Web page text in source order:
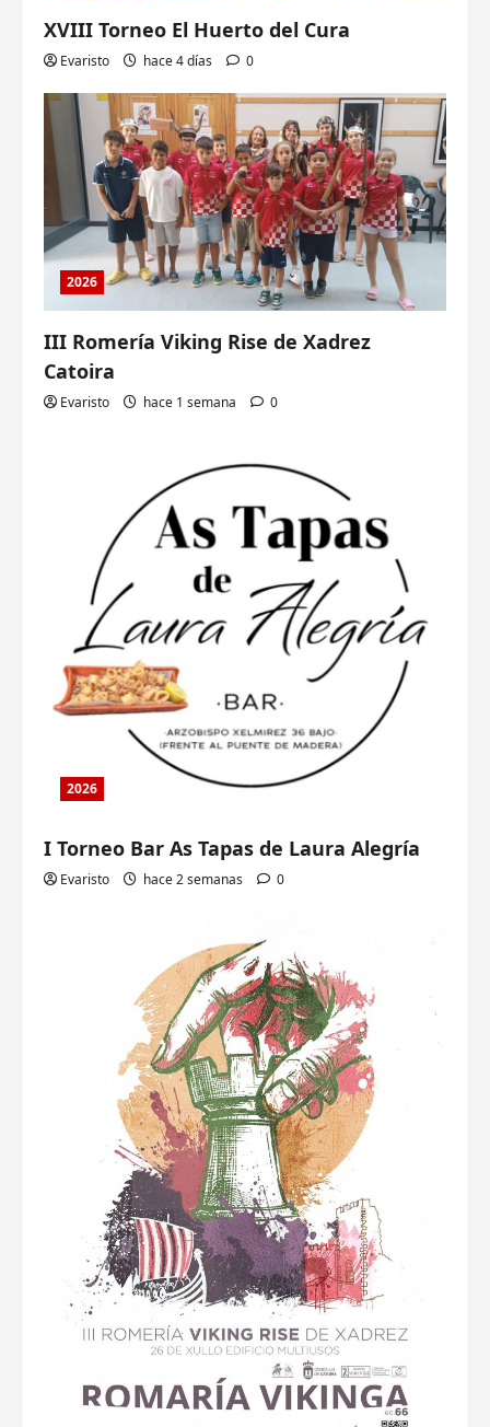
XVIII Torneo El Huerto del Cura
Evaristo hace 4 días 0
2026
III Romería Viking Rise de Xadrez
Catoira
Evaristo hace 1 semana 0
2026
I Torneo Bar As Tapas de Laura Alegría
Evaristo hace 2 semanas 0